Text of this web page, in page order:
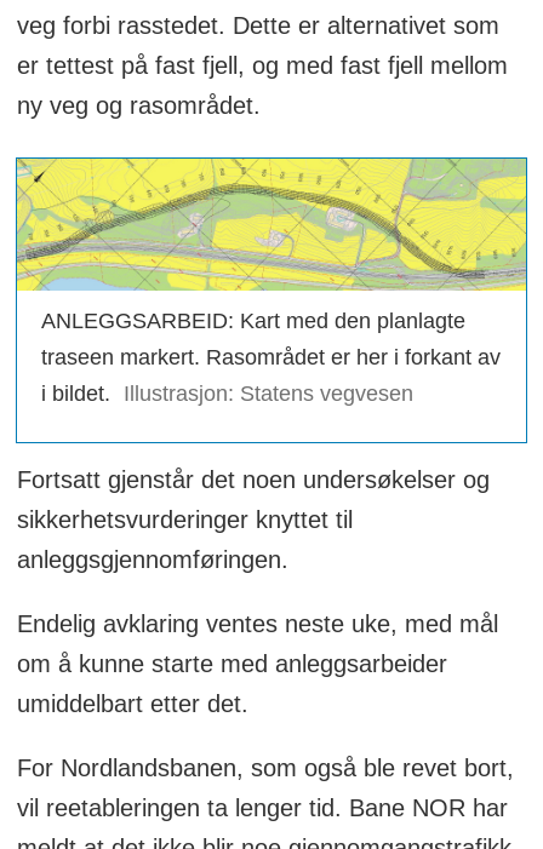
veg forbi rasstedet. Dette er alternativet som
er tettest på fast fjell, og med fast fjell mellom
ny veg og rasområdet.
ANLEGGSARBEID: Kart med den planlagte
traseen markert. Rasområdet er her i forkant av
i bildet.
Illustrasjon: Statens vegvesen
Fortsatt gjenstår det noen undersøkelser og
sikkerhetsvurderinger knyttet til
anleggsgjennomføringen.
Endelig avklaring ventes neste uke, med mål
om å kunne starte med anleggsarbeider
umiddelbart etter det.
For Nordlandsbanen, som også ble revet bort,
vil reetableringen ta lenger tid. Bane NOR har